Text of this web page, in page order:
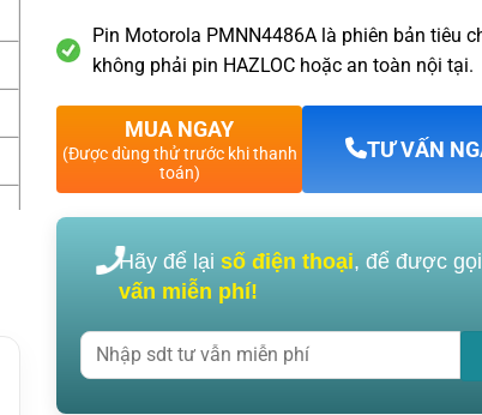
Pin Motorola PMNN4486A là phiên bản tiêu
không phải pin HAZLOC hoặc an toàn nội tại.
MUA NGAY
(Được dùng thử trước khi thanh
toán)
TƯ VẤN
Hãy để lạisố điện thoại, để được
vấn miễn phí!